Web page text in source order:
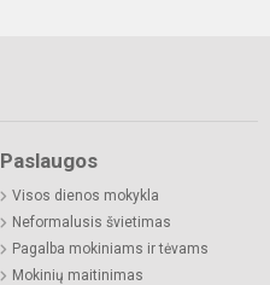
Paslaugos
Visos dienos mokykla
Neformalusis švietimas
Pagalba mokiniams ir tėvams
Mokinių maitinimas